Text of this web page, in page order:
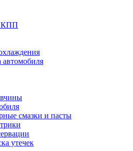
автомобиля
смазки и пасты
утечек